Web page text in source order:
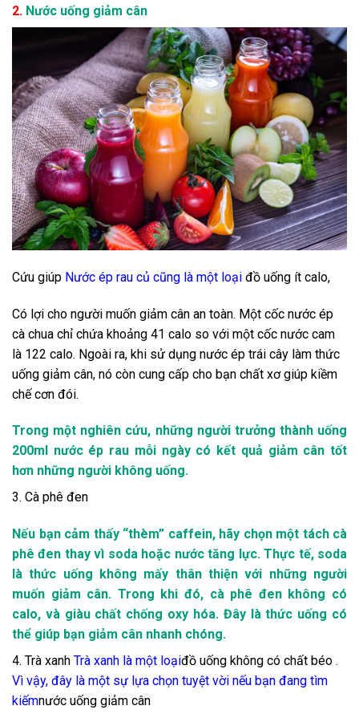
2. Nước uống giảm cân
Cứu giúp Nước ép rau củ cũng là một loại đồ uống ít calo,
Có lợi cho người muốn giảm cân an toàn. Một cốc nước ép
cà chua chỉ chứa khoảng 41 calo so với một cốc nước cam
là 122 calo. Ngoài ra, khi sử dụng nước ép trái cây làm thức
uống giảm cân, nó còn cung cấp cho bạn chất xơ giúp kiềm
chế cơn đói.
Trong một nghiên cứu, những người trưởng thành uống
200ml nước ép rau mỗi ngày có kết quả giảm cân tốt
hơn những người không uống.
3. Cà phê đen
Nếu bạn cảm thấy “thèm” caffein, hãy chọn một tách cà
phê đen thay vì soda hoặc nước tăng lực. Thực tế, soda
là thức uống không mấy thân thiện với những người
muốn giảm cân. Trong khi đó, cà phê đen không có
calo, và giàu chất chống oxy hóa. Đây là thức uống có
thể giúp bạn giảm cân nhanh chóng.
4. Trà xanh Trà xanh là một loạiđồ uống không có chất béo .
Vì vậy, đây là một sự lựa chọn tuyệt vời nếu bạn đang tìm
kiếmnước uống giảm cân